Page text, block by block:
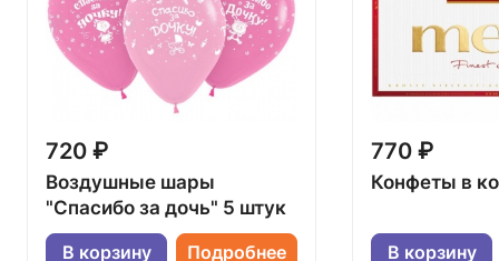
720 ₽
Воздушные шары
"Спасибо за дочь" 5 штук
В корзину Подробнее
770 ₽
Конфеты в
В корзину